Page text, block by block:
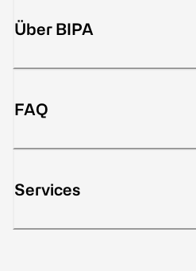
Über BIPA
FAQ
Services